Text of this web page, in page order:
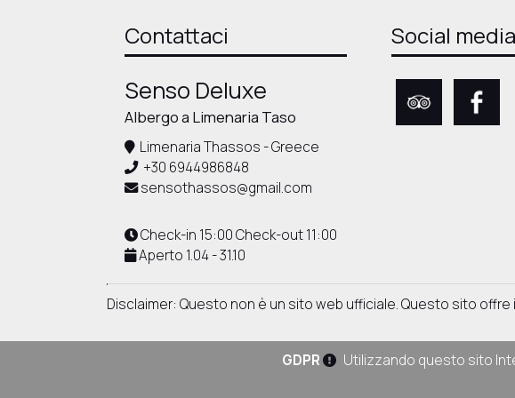
Contattaci
Senso Deluxe
Albergo a Limenaria Taso
Limenaria Thassos - Greece
+30 6944986848
sensothassos@gmail.com
Check-in 15:00 Check-out 11:00
Aperto 1.04 - 31.10
Social media
Disclaimer: Questo non è un sito web ufficiale. Questo sito
GDPR Utilizzando questo sito